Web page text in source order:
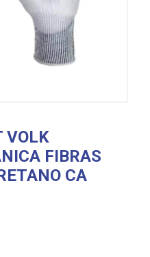
VOLK
FIBRAS
CA